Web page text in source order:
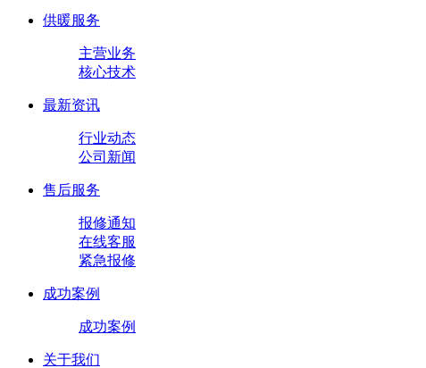
供暖服务
主营业务
核心技术
最新资讯
行业动态
公司新闻
售后服务
报修通知
在线客服
紧急报修
成功案例
成功案例
关于我们